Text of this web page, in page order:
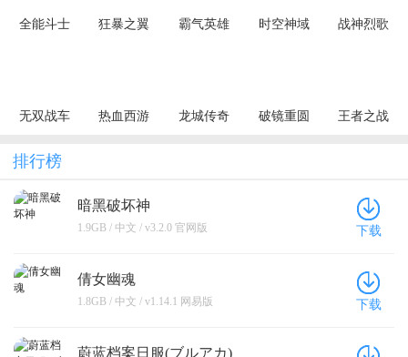
全能斗士
狂暴之翼
霸气英雄
时空神域
战神烈歌
无双战车
业）
热血西游
龙城传奇
破镜重圆
王者之战
排行榜
暗黑破坏神
1.9GB / 中文 / v3.2.0 官网版 下载
倩女幽魂
1.8GB / 中文 / v1.14.1 网易版 下载
蔚蓝档案日服(ブルアカ)